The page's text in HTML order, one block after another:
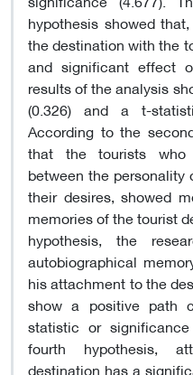
hypothesis showed
the destination with the
and significant effect
results of the analysis
(0.326) and a t-
According to the
that the tourists who
between the
their desires, showed
memories of the tourist
hypothesis, the
autobiographical
his attachment to the
show a positive path
statistic or
fourth hypothesis,
destination has a